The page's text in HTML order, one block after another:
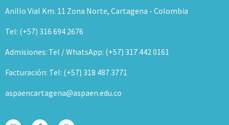
Anillo Vial Km. 11 Zona Norte, Cartagena - Colombia
Tel: (+57) 316 694 2676
Admisiones: Tel / WhatsApp: (+57) 317 442 0161
Facturación: Tel: (+57) 318 487 3771
aspaencartagena@aspaen.edu.co